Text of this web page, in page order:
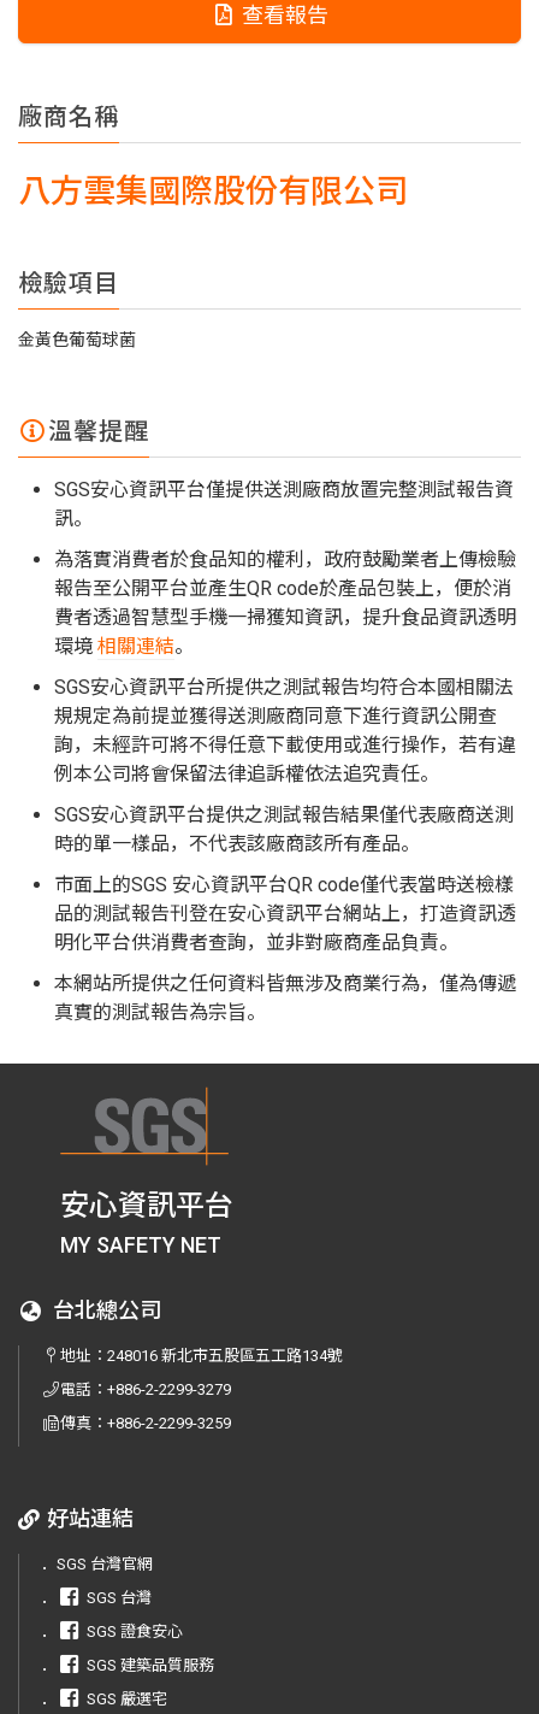
查看報告
廠商名稱
八方雲集國際股份有限公司
檢驗項目
金黃色葡萄球菌
溫馨提醒
SGS安心資訊平台僅提供送測廠商放置完整測試報告資
訊。
為落實消費者於食品知的權利，政府鼓勵業者上傳檢驗
報告至公開平台並產生QR code於產品包裝上，便於消
費者透過智慧型手機一掃獲知資訊，提升食品資訊透明
環境 相關連結。
SGS安心資訊平台所提供之測試報告均符合本國相關法
規規定為前提並獲得送測廠商同意下進行資訊公開查
詢，未經許可將不得任意下載使用或進行操作，若有違
例本公司將會保留法律追訴權依法追究責任。
SGS安心資訊平台提供之測試報告結果僅代表廠商送測
時的單一樣品，不代表該廠商該所有產品。
市面上的SGS 安心資訊平台QR code僅代表當時送檢樣
品的測試報告刊登在安心資訊平台網站上，打造資訊透
明化平台供消費者查詢，並非對廠商產品負責。
本網站所提供之任何資料皆無涉及商業行為，僅為傳遞
真實的測試報告為宗旨。
安心資訊平台
MY SAFETY NET
台北總公司
地址：248016 新北市五股區五工路134號
電話：+886-2-2299-3279
傳真：+886-2-2299-3259
好站連結
． SGS 台灣官網
．
SGS 台灣
．
SGS 證食安心
．
SGS 建築品質服務
．
SGS 嚴選宅